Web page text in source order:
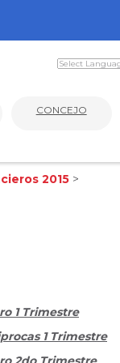
CONCEJO
2015 >
1 Trimestre
1 Trimestre